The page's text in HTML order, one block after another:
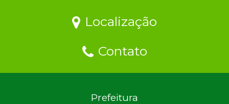
Localização
Contato
Prefeitura